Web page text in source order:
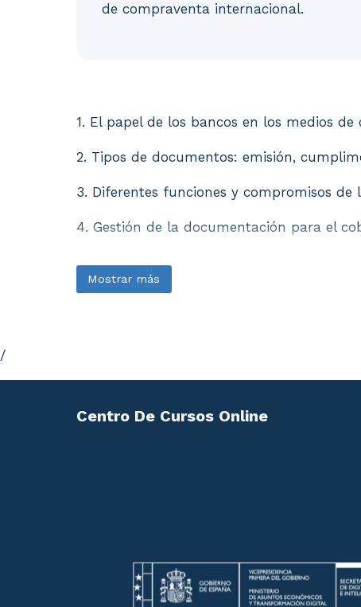
de compraventa internacional.
1. El papel de los bancos en los medios
1. El papel de los bancos en los medios de
2. Tipos de documentos: emisión,
3. Diferentes funciones y compromisos de
4. Gestión de la documentación para el
Mostrar más
/
Centro De Cursos Online